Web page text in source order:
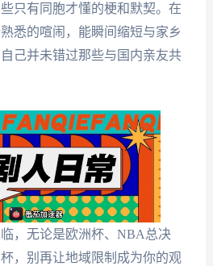
只有同胞才懂的梗和默契。在
悉的喧闹，能瞬间缩短与家乡
己并未错过那些与国内亲友共
，无论是欧洲杯、NBA总决
，别再让地域限制成为你的观